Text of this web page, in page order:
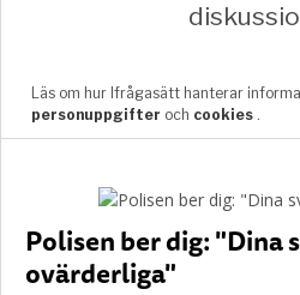
Polisen ber dig: "Dina
ovärderliga"